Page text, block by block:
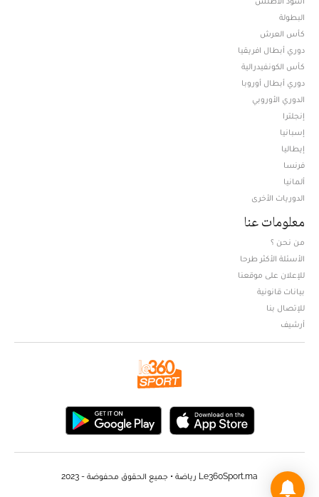
البطولة
كأس العرش
دوري أبطال افريقيا
كأس الكونفيدرالية
دوري أبطال أوروبا
الدوري الأوروبي
إنجلترا
إسبانيا
إيطاليا
فرنسا
ألمانيا
الدوريات الأخرى
معلومات عنا
من نحن ؟
الأسئلة الأكثر طرحا
للإعلان على موقعنا
بيانات قانونية
للإتصال بنا
أرشيف
Le360Sport.ma رياضة • جميع الحقوق محفوضة - 2023